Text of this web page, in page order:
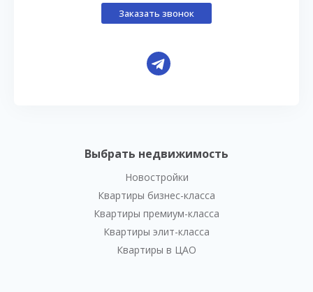
Выбрать недвижимость
Новостройки
Квартиры бизнес-класса
Квартиры премиум-класса
Квартиры элит-класса
Квартиры в ЦАО
Заказать звонок